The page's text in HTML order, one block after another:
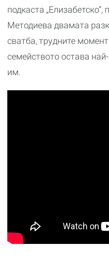
подкаста
Методиева двамата
сватба, трудните
семейството остава
им.